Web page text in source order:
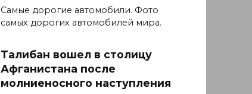
Самые дорогие автомобили. Фото
самых дорогих автомобилей мира.
Талибан вошел в столицу
Афганистана после
молниеносного наступления